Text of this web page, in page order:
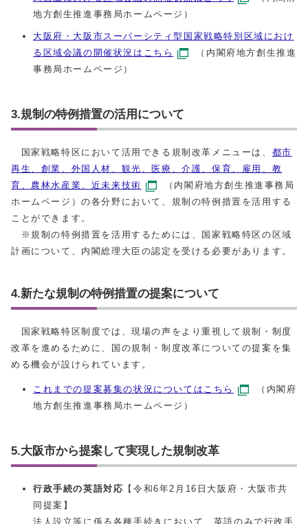
地方創生推進事務局ホームページ）
大阪府・大阪市スーパーシティ型国家戦略特別区域におけ
る区域会議の開催状況はこちら
（内閣府地方創生推進
事務局ホームページ）
3.規制の特例措置の活用について
国家戦略特区において活用できる規制改革メニューは、 都市
再生、創業、外国人材、観光、医療、介護、保育、雇用、教
育、農林水産業、近未来技術
（内閣府地方創生推進事務局
ホームページ）の各分野において、規制の特例措置を活用する
ことができます。
※規制の特例措置を活用するためには、国家戦略特区の区域
計画について、内閣総理大臣の認定を受ける必要があります。
4.新たな規制の特例措置の提案について
国家戦略特区制度では、現場の声をより重視して規制・制度
改革を進めるために、国の規制・制度改革についての提案を集
める機会が設けられています。
これまでの提案募集の状況についてはこちら
（内閣府
地方創生推進事務局ホームページ）
5.大阪市から提案して実現した規制改革
行政手続の英語対応 【令和6年2月16日大阪府・大阪市共
同提案】
法人設立等に係る各種手続きにおいて、英語のみで行政手